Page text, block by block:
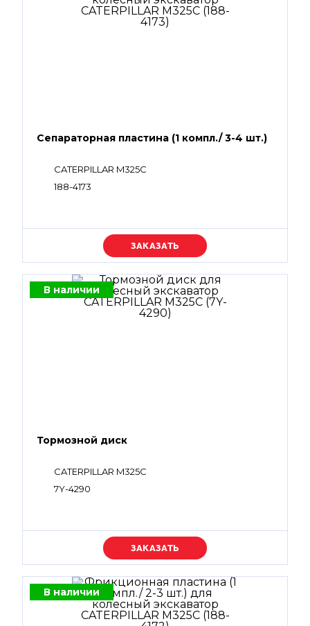
Сепараторная пластина (1 компл./ 3-4 шт.)
CATERPILLAR M325C
188-4173
Уточняйте цену
В наличии
Тормозной диск
CATERPILLAR M325C
7Y-4290
Уточняйте цену
В наличии